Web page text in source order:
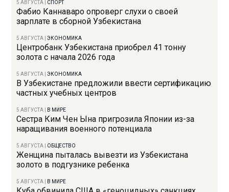
5 АВГУСТА СПОРТ
Фабио Каннаваро опроверг слухи о своей
зарплате в сборной Узбекистана
5 АВГУСТА |ЭКОНОМИКА
Центробанк Узбекистана приобрел 41 тонну
золота с начала 2026 года
5 АВГУСТА |ЭКОНОМИКА
В Узбекистане предложили ввести сертификацию
частных учебных центров
5 АВГУСТА В МИРЕ
Сестра Ким Чен Ына пригрозила Японии из-за
наращивания военного потенциала
5 АВГУСТА ОБЩЕСТВО
Женщина пыталась вывезти из Узбекистана
золото в подгузнике ребенка
5 АВГУСТА В МИРЕ